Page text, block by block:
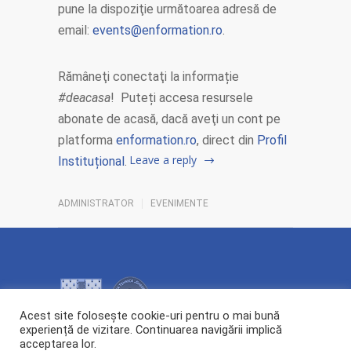
pune la dispoziţie următoarea adresă de
email: events@enformation.ro.
Rămâneţi conectaţi la informație
#deacasa! Puteți accesa resursele
abonate de acasă, dacă aveţi un cont pe
platforma enformation.ro, direct din Profil
Instituțional . Leave a reply
ADMINISTRATOR EVENIMENTE
2026 Copyright ©
Acest site folosește cookie-uri pentru o mai bună
experiență de vizitare. Continuarea navigării implică
acceptarea lor.